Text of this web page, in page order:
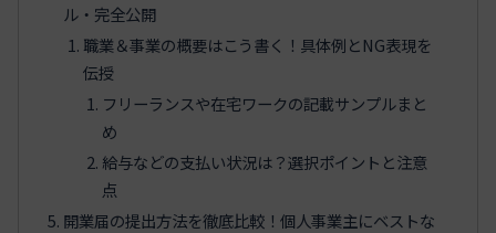
ル・完全公開
職業＆事業の概要はこう書く！具体例とNG表現を
伝授
フリーランスや在宅ワークの記載サンプルまと
め
給与などの支払い状況は？選択ポイントと注意
点
開業届の提出方法を徹底比較！個人事業主にベストな